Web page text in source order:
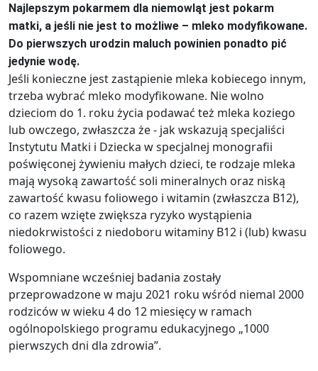
Najlepszym pokarmem dla niemowląt jest pokarm
matki, a jeśli nie jest to możliwe – mleko modyfikowane.
Do pierwszych urodzin maluch powinien ponadto pić
jedynie wodę.
Jeśli konieczne jest zastąpienie mleka kobiecego innym,
trzeba wybrać mleko modyfikowane. Nie wolno
dzieciom do 1. roku życia podawać też mleka koziego
lub owczego, zwłaszcza że - jak wskazują specjaliści
Instytutu Matki i Dziecka w specjalnej monografii
poświęconej żywieniu małych dzieci, te rodzaje mleka
mają wysoką zawartość soli mineralnych oraz niską
zawartość kwasu foliowego i witamin (zwłaszcza B12),
co razem wzięte zwiększa ryzyko wystąpienia
niedokrwistości z niedoboru witaminy B12 i (lub) kwasu
foliowego.
Wspomniane wcześniej badania zostały
przeprowadzone w maju 2021 roku wśród niemal 2000
rodziców w wieku 4 do 12 miesięcy w ramach
ogólnopolskiego programu edukacyjnego „1000
pierwszych dni dla zdrowia”.